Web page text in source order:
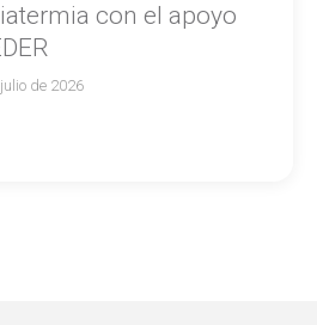
con el apoyo
de 2026